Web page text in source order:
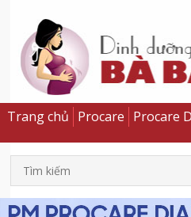
Trang chủ Procare Procare